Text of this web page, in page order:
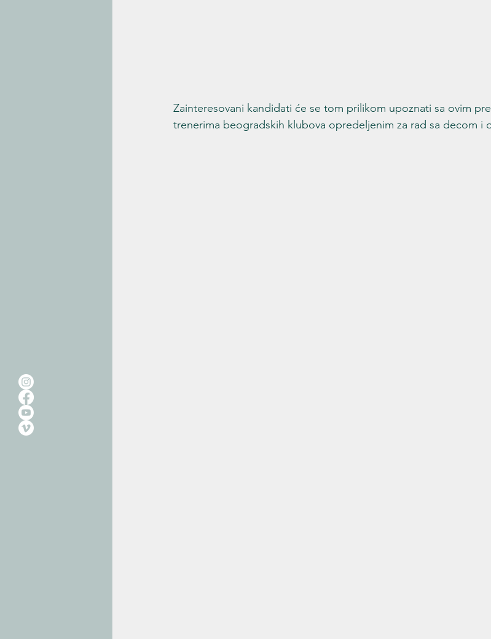
Zainteresovani kandidati će se tom prilikom upoznati sa ovim
trenerima beogradskih klubova opredeljenim za rad sa decom i